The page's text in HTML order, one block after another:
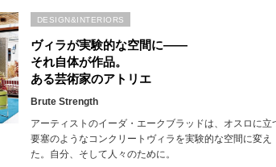
ヴィラが実験的な空間に――
それ自体が作品。
ある芸術家のアトリエ
Brute Strength
アーティストのイーダ・エークブラッドは、オスロに立
要塞のようなコンクリートヴィラを実験的な空間に変え
た。自分、そして人々のために。
DESIGN&INTERIORS